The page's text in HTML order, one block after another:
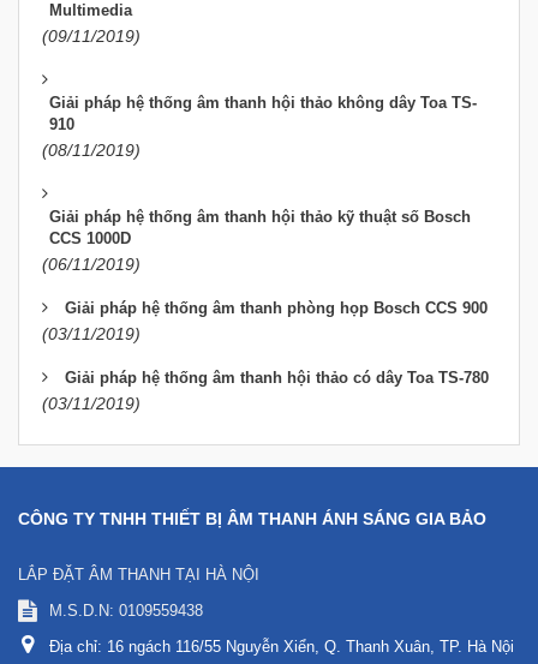
Multimedia
(09/11/2019)
Giải pháp hệ thống âm thanh hội thảo không dây Toa TS-
910
(08/11/2019)
Giải pháp hệ thống âm thanh hội thảo kỹ thuật số Bosch
CCS 1000D
(06/11/2019)
Giải pháp hệ thống âm thanh phòng họp Bosch CCS 900
(03/11/2019)
Giải pháp hệ thống âm thanh hội thảo có dây Toa TS-780
(03/11/2019)
CÔNG TY TNHH THIẾT BỊ ÂM THANH ÁNH SÁNG GIA BẢO
LẮP ĐẶT ÂM THANH TẠI HÀ NỘI
M.S.D.N: 0109559438
Địa chỉ: 16 ngách 116/55 Nguyễn Xiển, Q. Thanh Xuân, TP. Hà Nội